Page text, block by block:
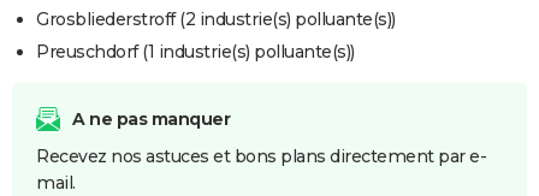
Grosbliederstroff (2 industrie(s) polluante(s))
Preuschdorf (1 industrie(s) polluante(s))
A ne pas manquer
Recevez nos astuces et bons plans directement par e-
mail.